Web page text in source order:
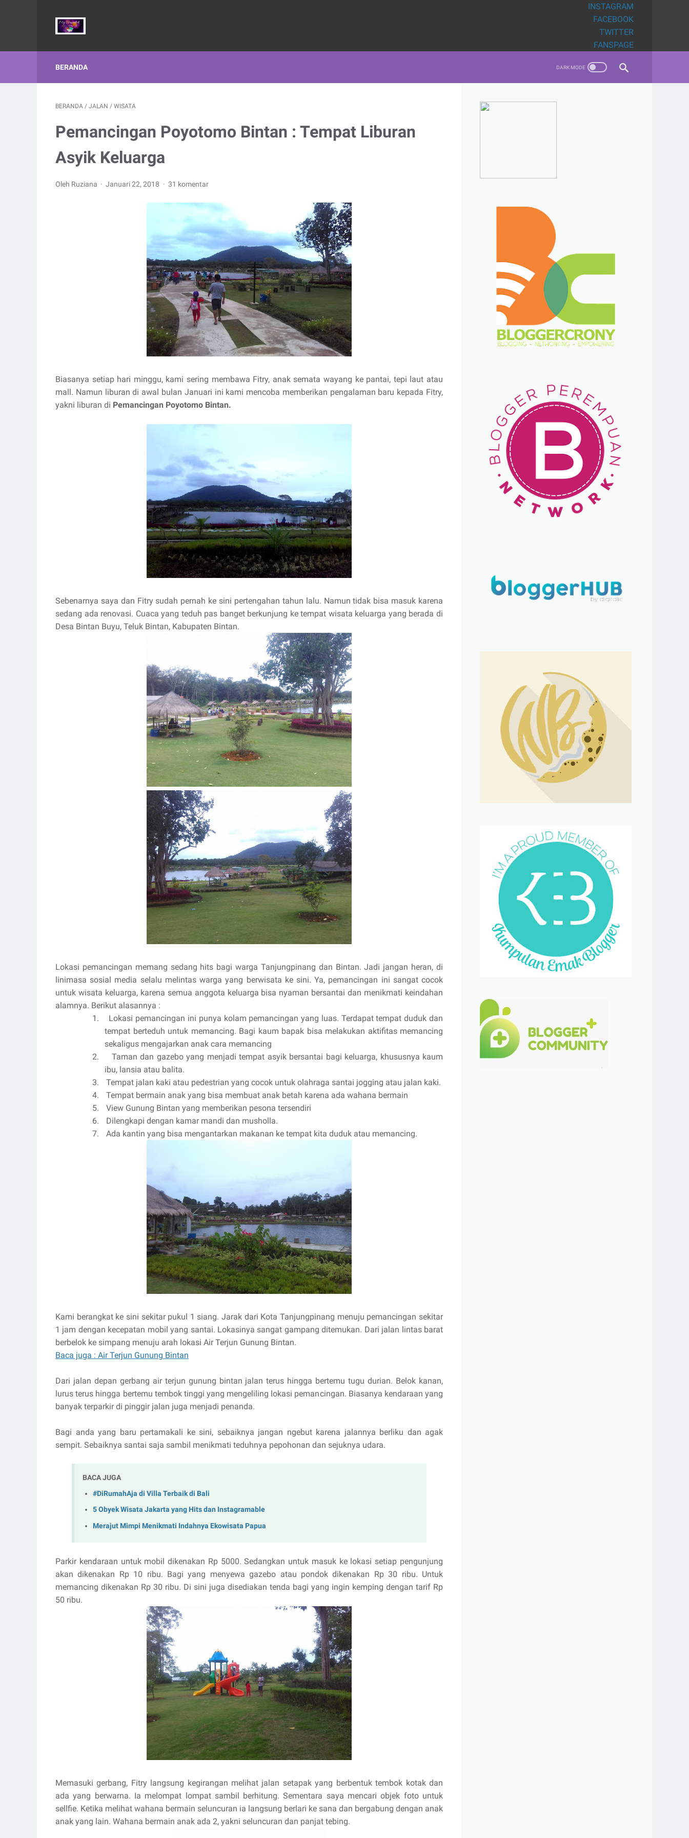
INSTAGRAM
FACEBOOK
TWITTER
FANSPAGE
BERANDA
BERANDA / JALAN / WISATA
Pemancingan Poyotomo Bintan : Tempat Liburan
Asyik Keluarga
Oleh Ruziana Januari 22, 2018 31 komentar
Biasanya setiap hari minggu, kami sering membawa Fitry, anak semata wayang ke pantai, tepi laut atau
mall. Namun liburan di awal bulan Januari ini kami mencoba memberikan pengalaman baru kepada Fitry,
yakni liburan di Pemancingan Poyotomo Bintan.
Sebenarnya saya dan Fitry sudah pernah ke sini pertengahan tahun lalu. Namun tidak bisa masuk karena
sedang ada renovasi. Cuaca yang teduh pas banget berkunjung ke tempat wisata keluarga yang berada di
Desa Bintan Buyu, Teluk Bintan, Kabupaten Bintan.
Lokasi pemancingan memang sedang hits bagi warga Tanjungpinang dan Bintan. Jadi jangan heran, di
linimasa sosial media selalu melintas warga yang berwisata ke sini. Ya, pemancingan ini sangat cocok
untuk wisata keluarga, karena semua anggota keluarga bisa nyaman bersantai dan menikmati keindahan
alamnya. Berikut alasannya :
1.
Lokasi pemancingan ini punya kolam pemancingan yang luas. Terdapat tempat duduk dan
tempat berteduh untuk memancing. Bagi kaum bapak bisa melakukan aktifitas memancing
sekaligus mengajarkan anak cara memancing
2.
Taman dan gazebo yang menjadi tempat asyik bersantai bagi keluarga, khususnya kaum
ibu, lansia atau balita.
3.
Tempat jalan kaki atau pedestrian yang cocok untuk olahraga santai jogging atau jalan kaki.
4.
Tempat bermain anak yang bisa membuat anak betah karena ada wahana bermain
5.
View Gunung Bintan yang memberikan pesona tersendiri
6.
Dilengkapi dengan kamar mandi dan musholla.
7.
Ada kantin yang bisa mengantarkan makanan ke tempat kita duduk atau memancing.
Kami berangkat ke sini sekitar pukul 1 siang. Jarak dari Kota Tanjungpinang menuju pemancingan sekitar
1 jam dengan kecepatan mobil yang santai. Lokasinya sangat gampang ditemukan. Dari jalan lintas barat
berbelok ke simpang menuju arah lokasi Air Terjun Gunung Bintan.
Baca juga : Air Terjun Gunung Bintan
Dari jalan depan gerbang air terjun gunung bintan jalan terus hingga bertemu tugu durian. Belok kanan,
lurus terus hingga bertemu tembok tinggi yang mengeliling lokasi pemancingan. Biasanya kendaraan yang
banyak terparkir di pinggir jalan juga menjadi penanda.
Bagi anda yang baru pertamakali ke sini, sebaiknya jangan ngebut karena jalannya berliku dan agak
sempit. Sebaiknya santai saja sambil menikmati teduhnya pepohonan dan sejuknya udara.
BACA JUGA
#DiRumahAja di Villa Terbaik di Bali
5 Obyek Wisata Jakarta yang Hits dan Instagramable
Merajut Mimpi Menikmati Indahnya Ekowisata Papua
Parkir kendaraan untuk mobil dikenakan Rp 5000. Sedangkan untuk masuk ke lokasi setiap pengunjung
akan dikenakan Rp 10 ribu. Bagi yang menyewa gazebo atau pondok dikenakan Rp 30 ribu. Untuk
memancing dikenakan Rp 30 ribu. Di sini juga disediakan tenda bagi yang ingin kemping dengan tarif Rp
50 ribu.
Memasuki gerbang, Fitry langsung kegirangan melihat jalan setapak yang berbentuk tembok kotak dan
ada yang berwarna. Ia melompat lompat sambil berhitung. Sementara saya mencari objek foto untuk
sellfie. Ketika melihat wahana bermain seluncuran ia langsung berlari ke sana dan bergabung dengan anak
anak yang lain. Wahana bermain anak ada 2, yakni seluncuran dan panjat tebing.